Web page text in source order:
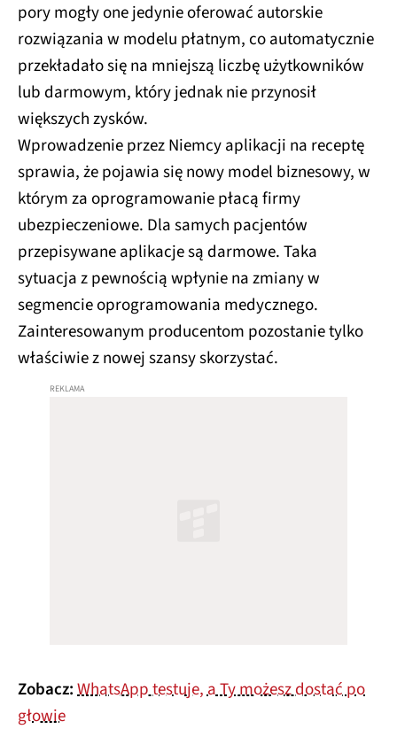
pory mogły one jedynie oferować autorskie
rozwiązania w modelu płatnym, co automatycznie
przekładało się na mniejszą liczbę użytkowników
lub darmowym, który jednak nie przynosił
większych zysków.
Wprowadzenie przez Niemcy aplikacji na receptę
sprawia, że pojawia się nowy model biznesowy, w
którym za oprogramowanie płacą firmy
ubezpieczeniowe. Dla samych pacjentów
przepisywane aplikacje są darmowe. Taka
sytuacja z pewnością wpłynie na zmiany w
segmencie oprogramowania medycznego.
Zainteresowanym producentom pozostanie tylko
właściwie z nowej szansy skorzystać.
Zobacz:WhatsApp testuje, a Ty możesz dostać po
głowie